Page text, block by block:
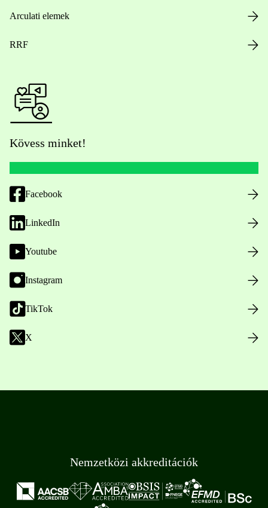
Arculati elemek
RRF
Kövess minket!
Facebook
LinkedIn
Youtube
Instagram
TikTok
X
Nemzetközi akkreditációk